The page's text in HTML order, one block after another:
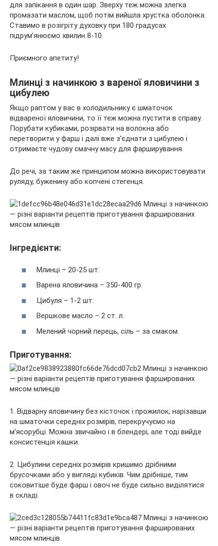
для запікання в один шар. Зверху теж можна злегка
промазати маслом, щоб потім вийшла хрустка оболонка.
Ставимо в розігріту духовку при 180 градусах
підрум’янюємо хвилин 8-10.
Приємного апетиту!
Млинці з начинкою з вареної яловичини з
цибулею
Якщо раптом у вас в холодильнику є шматочок
відвареної яловичини, то її теж можна пустити в справу.
Порубати кубиками, розірвати на волокна або
перетворити у фарш і далі вже з’єднати з цибулею і
отримаєте чудову смачну масу для фарширування.
До речі, за таким же принципом можна використовувати
руляду, буженину або копчені стегенця.
Інгредієнти:
Млинці – 20-25 шт.
Варена яловичина – 350-400 гр.
Цибуля – 1-2 шт.
Вершкове масло – 2 ст. л.
Мелений чорний перець, сіль – за смаком.
Приготування:
1. Відварну яловичину без кісточок і прожилок, нарізавши
на шматочки середніх розмірів, перекручуємо на
м’ясорубці. Можна звичайно і в блендері, але тоді вийде
консистенція кашки.
2. Цибулини середніх розмірів кришимо дрібними
брусочками або у вигляді кубиків. Чим дрібніше, тим
соковитіше буде фарш і овоч не буде сильно виділятися
в складі.